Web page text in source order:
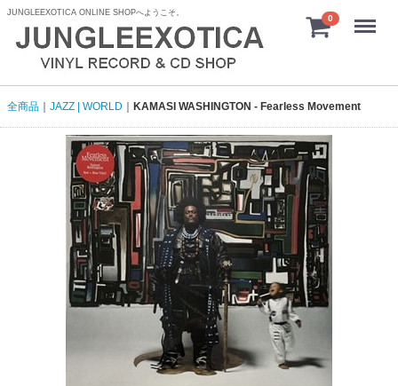
JUNGLEEXOTICA ONLINE SHOPへようこそ。
0 menu
全商品 JAZZ | WORLD KAMASI WASHINGTON - Fearless Movement